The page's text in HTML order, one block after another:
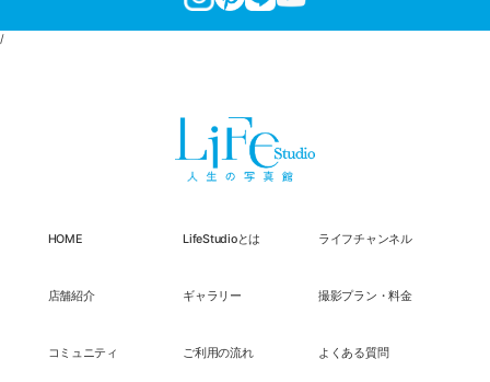
/
HOME LifeStudioとは ライフチャンネル
店舗紹介 ギャラリー 撮影プラン・料金
コミュニティ ご利用の流れ よくある質問